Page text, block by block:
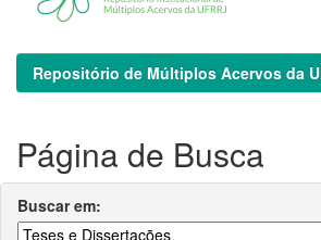
Repositório de Múltiplos Acervos da
Página de Busca
Buscar em: